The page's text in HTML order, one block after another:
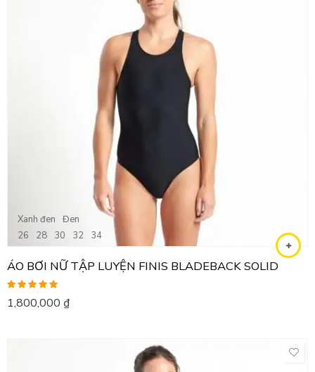
Xanh đen
Đen
26
28 30 32 34
ÁO BƠI NỮ TẬP LUYỆN FINIS BLADEBACK SOLID
Được xếp
hạng5.00 5
1,800,000 ₫